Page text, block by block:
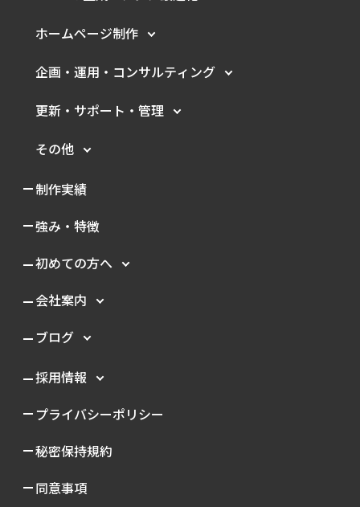
ホームページ制作
企画・運用・ コンサルティング
更新・サポート・管理
その他
制作実績
強み・特徴
初めての方へ
会社案内
ブログ
採用情報
プライバシーポリシー
秘密保持規約
同意事項